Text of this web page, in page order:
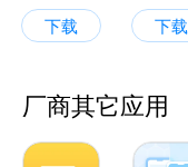
下载 下载
厂商其它应用